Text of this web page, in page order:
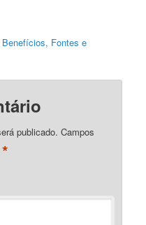
Fontes e
publicado. Campos
*